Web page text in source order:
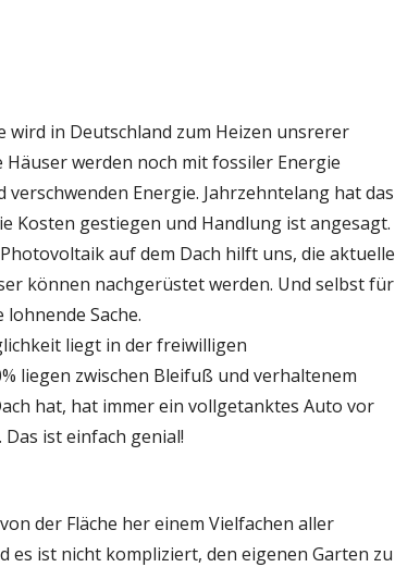
in Deutschland zum Heizen unsrerer
Häuser werden noch mit fossiler Energie
Energie. Jahrzehntelang hat das
Kosten gestiegen und Handlung ist angesagt.
auf dem Dach hilft uns, die aktuelle
können nachgerüstet werden. Und selbst für
Sache.
liegt in der freiwilligen
liegen zwischen Bleifuß und verhaltenem
hat, hat immer ein vollgetanktes Auto vor
ist einfach genial!
der Fläche her einem Vielfachen aller
es ist nicht kompliziert, den eigenen Garten zu